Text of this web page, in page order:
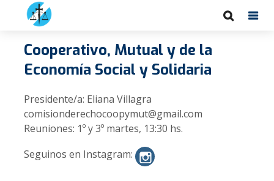
Cooperativo, Mutual y de la
Economía Social y Solidaria
Presidente/a: Eliana Villagra
comisionderechocoopymut@gmail.com
Reuniones: 1º y 3º martes, 13:30 hs.
Seguinos en Instagram: